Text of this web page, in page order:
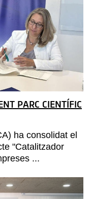
PARC CIENTÍFIC
ha consolidat el
"Catalitzador
...